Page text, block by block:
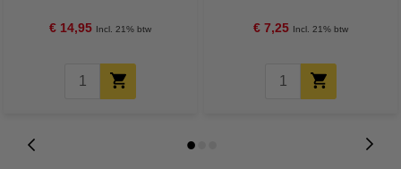
€ 14,95 Incl. 21% btw € 7,25 Incl. 21% btw